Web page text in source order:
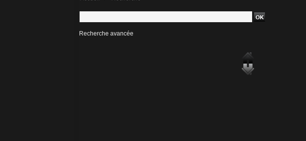
Recherche avancée